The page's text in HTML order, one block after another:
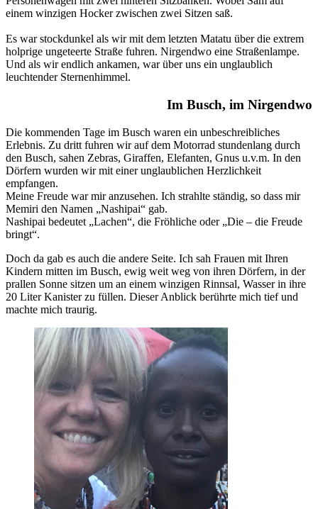
einem winzigen Hocker zwischen zwei Sitzen saß.
Es war stockdunkel als wir mit dem letzten Matatu über die extrem
holprige ungeteerte Straße fuhren. Nirgendwo eine Straßenlampe.
Und als wir endlich ankamen, war über uns ein unglaublich
leuchtender Sternenhimmel.
Im Busch, im Nirgendwo
Die kommenden Tage im Busch waren ein unbeschreibliches
Erlebnis. Zu dritt fuhren wir auf dem Motorrad stundenlang durch
den Busch, sahen Zebras, Giraffen, Elefanten, Gnus u.v.m. In den
Dörfern wurden wir mit einer unglaublichen Herzlichkeit
empfangen.
Meine Freude war mir anzusehen. Ich strahlte ständig, so dass mir
Memiri den Namen „Nashipai“ gab.
Nashipai bedeutet „Lachen“, die Fröhliche oder „Die – die Freude
bringt“.
Doch da gab es auch die andere Seite. Ich sah Frauen mit Ihren
Kindern mitten im Busch, ewig weit weg von ihren Dörfern, in der
prallen Sonne sitzen um an einem winzigen Rinnsal, Wasser in ihre
20 Liter Kanister zu füllen. Dieser Anblick berührte mich tief und
machte mich traurig.